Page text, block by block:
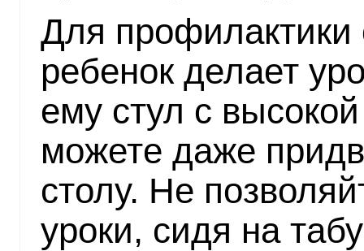
Для профилактики
ребенок делает
ему стул с
можете даже
столу. Не
уроки, сидя на